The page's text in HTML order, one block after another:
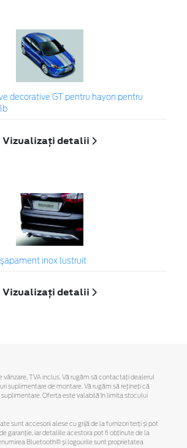
decorative GT pentru hayon pentru
Vizualizați detalii
inox lustruit
Vizualizați detalii
TVA inclus. Vă rugăm să contactaţi dealerul
suplimentare de montare. Vă rugăm să reţineţi că
suplimentare. Oferta este valabilă în limita stocului
sunt accesorii alese cu grijă de la furnizori terți și pot
garanție, iar detaliile acestora pot fi obținute de la
Bluetooth® și logourile sunt proprietatea